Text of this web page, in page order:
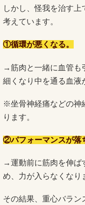
しかし、怪我を治す上
考えています。
①循環が悪くなる。
→筋肉と一緒に血管も
細くなり中を通る血液
※坐骨神経痛などの神
ります。
②パフォーマンスが落
→運動前に筋肉を伸ば
め、力が入らなくなり
その結果、重心バラン